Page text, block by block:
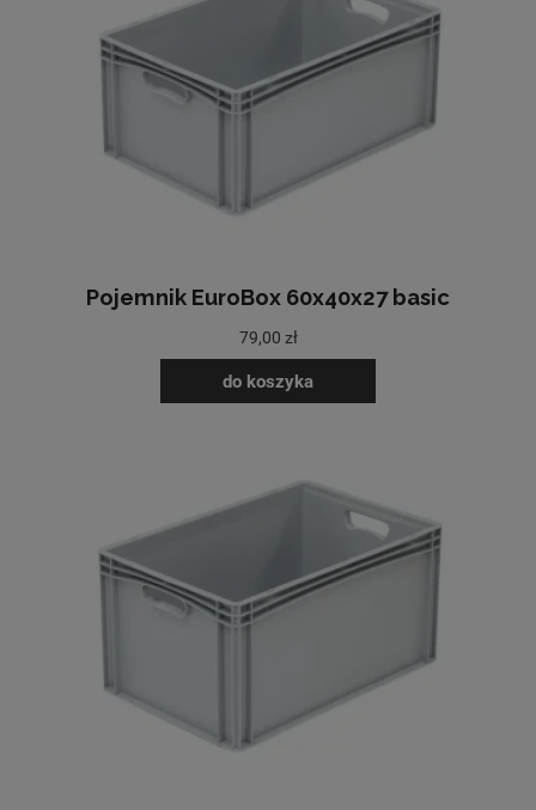
Pojemnik EuroBox 60x40x27 basic
79,00 zł
do koszyka